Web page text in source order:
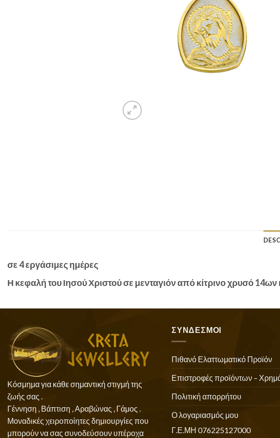
σε 4 εργάσιμες ημέρες
Η κεφαλή του Ιησού Χριστού σε μενταγιόν από κίτρινο χρυσό
Κόσμημα για κάθε σημαντική στιγμή της
ζωής σας .
Γέννηση , Βάπτιση , Αραβώνας , Γάμος .
Μοναδικές χειροποίητες δημιουργίες που
μπορούν να σας συνοδεύσουν υπέροχα
ΣΥΝΔΕΣΜΟΙ
Πιθανό Ελαττωματικό Προϊόν
Επιστροφές προϊόντων –
Πολιτική απορρήτου
Ο λογαριασμός μου
Γ.Ε.ΜΗ 076225127000